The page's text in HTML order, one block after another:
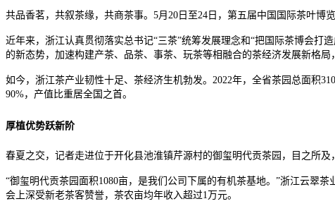
共品香茗，共叙茶缘，共商茶事。5月20日至24日，第五届中国国际茶叶博
近年来，浙江认真贯彻落实总书记“三茶”统筹发展理念和“把国际茶博会打
的新态势，加速构建产茶、品茶、事茶、玩茶等相融合的茶经济发展新格局
如今，浙江茶产业韧性十足、茶经济生机勃发。2022年，全省茶园总面积
90%，产值比重居全国之首。
厚植优势跃新阶
春夏之交，记者走进位于开化县池淮镇芹源村的御玺明代贡茶园，目之所及
“御玺明代贡茶园面积1080亩，是我们公司下属的有机茶基地。”浙江云翠
会上深受新老茶客赞誉，茶农亩均年收入超过1万元。